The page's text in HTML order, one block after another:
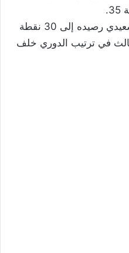
بهذا الفوز، رفع المصري البورسعيدي رصيده إلى 30 نقطة
الثالث في ترتيب الدوري خلف